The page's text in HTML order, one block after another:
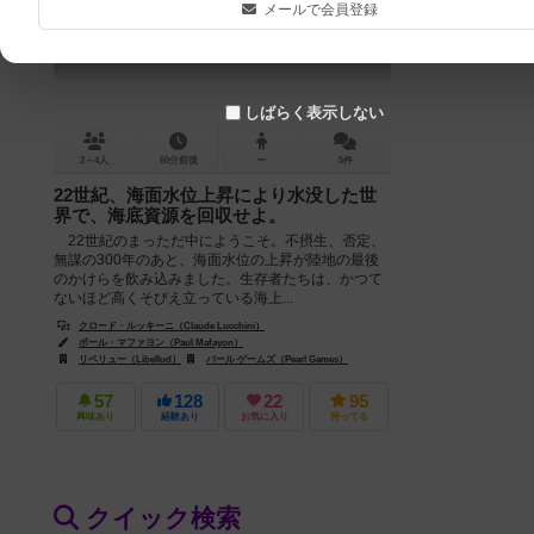
6.0
2～4人 60分前後 ー 5件
22世紀、海面水位上昇により水没した世
界で、海底資源を回収せよ。
22世紀のまっただ中にようこそ。不摂生、否定、
無謀の300年のあと、海面水位の上昇が陸地の最後
のかけらを飲み込みました。生存者たちは、かつて
ないほど高くそびえ立っている海上...
クロード・ルッキーニ（Claude Lucchini）
ポール・マファヨン（Paul Mafayon）
リベリュー（Libellud）
パール ゲームズ（Pearl Games）
57
興味あり
128
経験あり
22
お気に入り
95
持ってる
クイック検索
メールで会員登録
しばらく表示しない